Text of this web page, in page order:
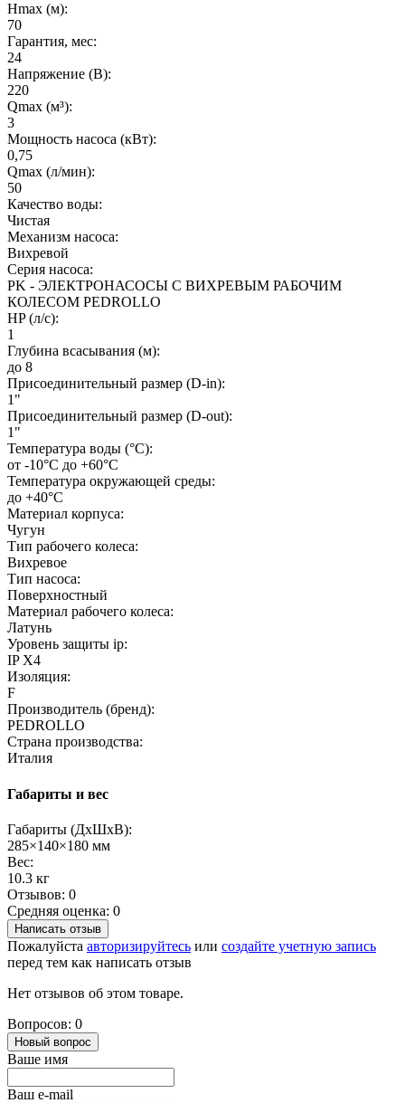
Hmax (м):
70
Гарантия, мес:
24
Напряжение (В):
220
Qmax (м³):
3
Мощность насоса (кВт):
0,75
Qmax (л/мин):
50
Качество воды:
Чистая
Механизм насоса:
Вихревой
Серия насоса:
PK - ЭЛЕКТРОНАСОСЫ С ВИХРЕВЫМ РАБОЧИМ
КОЛЕСОМ PEDROLLO
HP (л/с):
1
Глубина всасывания (м):
до 8
Присоединительный размер (D-in):
1"
Присоединительный размер (D-out):
1"
Температура воды (°C):
от -10°C до +60°С
Температура окружающей среды:
до +40°C
Материал корпуса:
Чугун
Тип рабочего колеса:
Вихревое
Тип насоса:
Поверхностный
Материал рабочего колеса:
Латунь
Уровень защиты ip:
IP X4
Изоляция:
F
Производитель (бренд):
PEDROLLO
Страна производства:
Италия
Габариты и вес
Габариты (ДхШхВ):
285×140×180 мм
Вес:
10.3 кг
Отзывов: 0
Средняя оценка: 0
Написать отзыв
Пожалуйста авторизируйтесь или создайте учетную запись
перед тем как написать отзыв
Нет отзывов об этом товаре.
Вопросов: 0
Новый вопрос
Ваше имя
Ваш e-mail